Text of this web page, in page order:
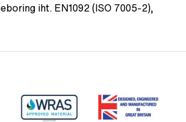
iht. EN1092 (ISO 7005-2),